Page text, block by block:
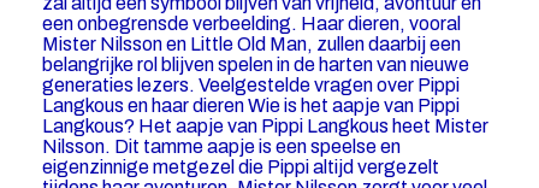
een onbegrensde verbeelding. Haar dieren, vooral
Mister Nilsson en Little Old Man, zullen daarbij een
belangrijke rol blijven spelen in de harten van nieuwe
generaties lezers. Veelgestelde vragen over Pippi
Langkous en haar dieren Wie is het aapje van Pippi
Langkous? Het aapje van Pippi Langkous heet Mister
Nilsson. Dit tamme aapje is een speelse en
eigenzinnige metgezel die Pippi altijd vergezelt